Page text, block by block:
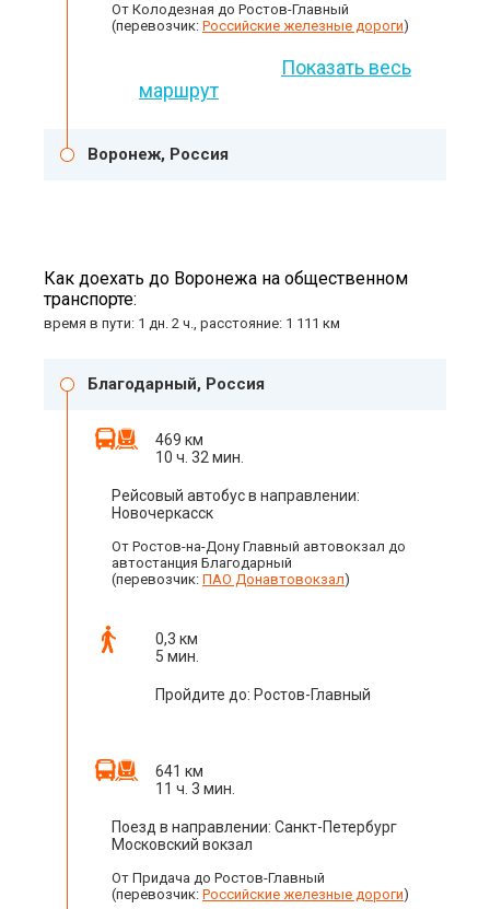
От Колодезная до Ростов-Главный
(перевозчик: Российские железные дороги)
Показать весь
маршрут
Воронеж, Россия
Как доехать до Воронежа на общественном
транспорте:
время в пути: 1 дн. 2 ч., расстояние: 1 111 км
Благодарный, Россия
469 км
10 ч. 32 мин.
Рейсовый автобус в направлении:
Новочеркасск
От Ростов-на-Дону Главный автовокзал до
автостанция Благодарный
(перевозчик: ПАО Донавтовокзал)
0,3 км
5 мин.
Пройдите до: Ростов-Главный
641 км
11 ч. 3 мин.
Поезд в направлении: Санкт-Петербург
Московский вокзал
От Придача до Ростов-Главный
(перевозчик: Российские железные дороги)